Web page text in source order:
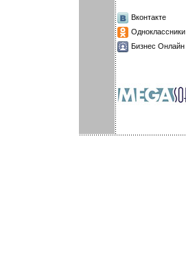
Вконтакте
Одноклассники
Бизнес Онлайн